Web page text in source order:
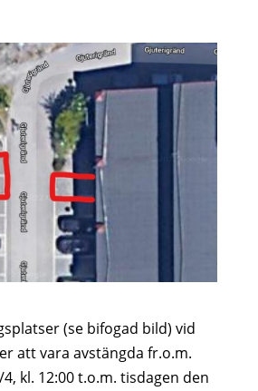
(se bifogad bild) vid
att vara avstängda fr.o.m.
kl. 12:00 t.o.m. tisdagen den